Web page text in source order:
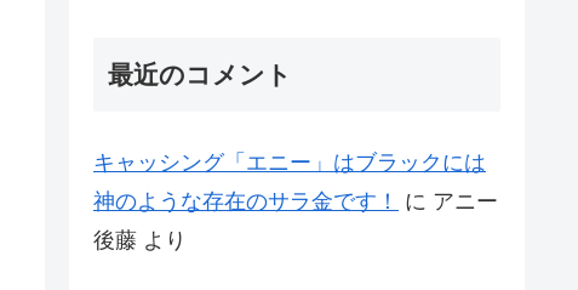
最近のコメント
キャッシング「エニー」はブラックには
神のような存在のサラ金です！
に アニー
後藤 より